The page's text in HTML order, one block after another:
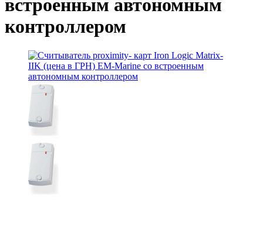
встроенным автономным
контроллером